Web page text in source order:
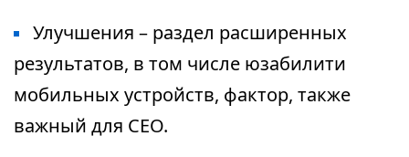
Улучшения – раздел расширенных
результатов, в том числе юзабилити
мобильных устройств, фактор, также
важный для СЕО.